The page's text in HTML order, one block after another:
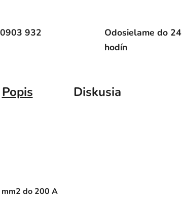
932
Odosielame do 24
hodín
Popis Diskusia
do 200 A